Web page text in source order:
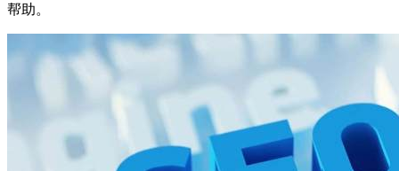
帮助。